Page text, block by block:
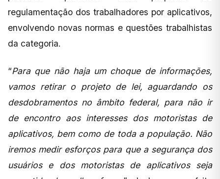
regulamentação dos trabalhadores por aplicativos,
envolvendo novas normas e questões trabalhistas
da categoria.
“Para que não haja um choque de informações,
vamos retirar o projeto de lei, aguardando os
desdobramentos no âmbito federal, para não ir
de encontro aos interesses dos motoristas de
aplicativos, bem como de toda a população. Não
iremos medir esforços para que a segurança dos
usuários e dos motoristas de aplicativos seja